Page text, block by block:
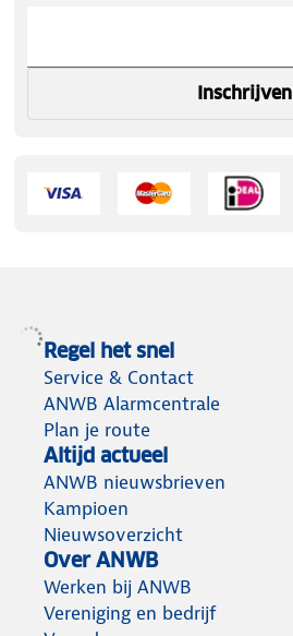
Inschrijven
Regel het snel
Service & Contact
ANWB Alarmcentrale
Plan je route
Altijd actueel
ANWB nieuwsbrieven
Kampioen
Nieuwsoverzicht
Over ANWB
Werken bij ANWB
Vereniging en bedrijf